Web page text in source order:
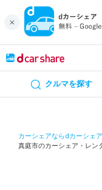
クルマを探す
カーシェアならdカーシェア
真庭市のカーシェア・レン
カ